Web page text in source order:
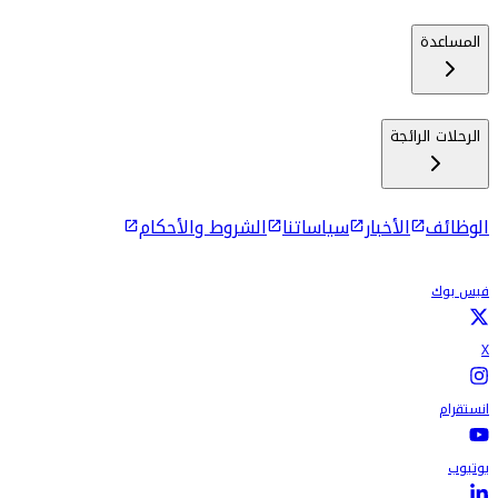
المساعدة
الرحلات الرائجة
الوظائف الأخبار سياساتنا الشروط والأحكام
فيس بوك
X
انستقرام
يوتيوب